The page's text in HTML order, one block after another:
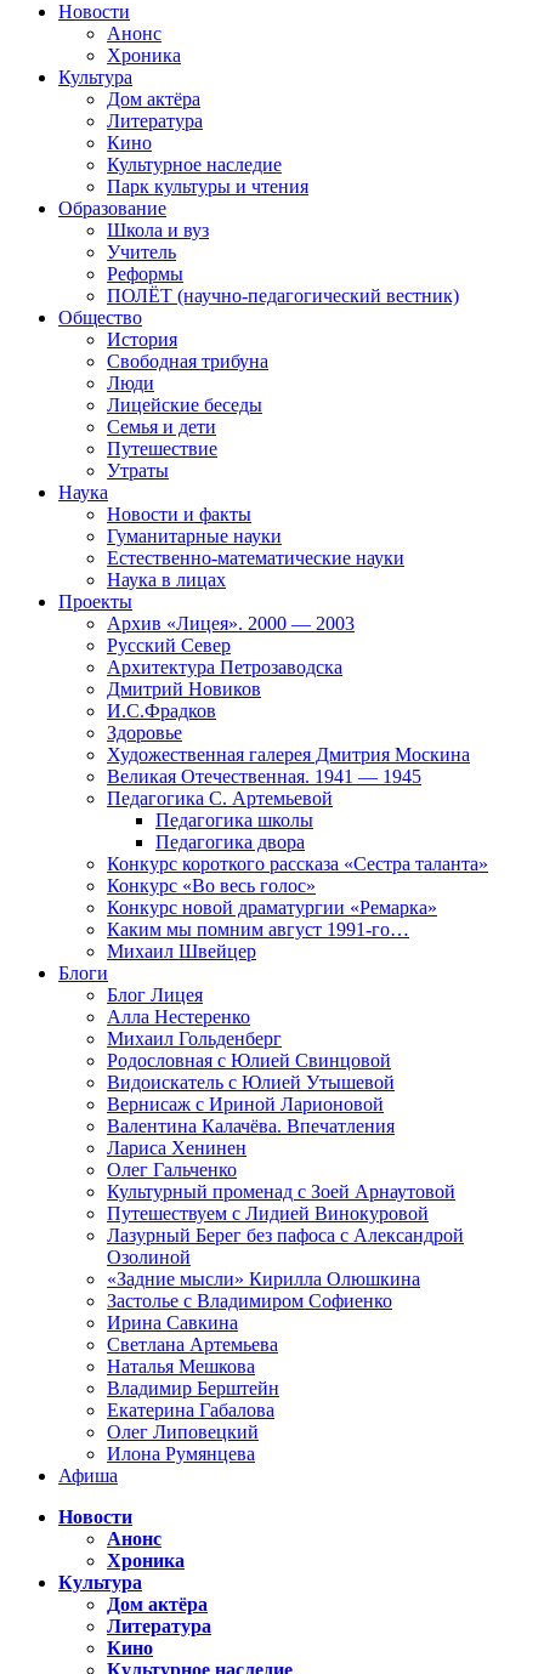
Новости
Анонс
Хроника
Культура
Дом актёра
Литература
Кино
Культурное наследие
Парк культуры и чтения
Образование
Школа и вуз
Учитель
Реформы
ПОЛЁТ (научно-педагогический вестник)
Общество
История
Свободная трибуна
Люди
Лицейские беседы
Семья и дети
Путешествие
Утраты
Наука
Новости и факты
Гуманитарные науки
Естественно-математические науки
Наука в лицах
Проекты
Архив «Лицея». 2000 — 2003
Русский Север
Архитектура Петрозаводска
Дмитрий Новиков
И.С.Фрадков
Здоровье
Художественная галерея Дмитрия Москина
Великая Отечественная. 1941 — 1945
Педагогика С. Артемьевой
Педагогика школы
Педагогика двора
Конкурс короткого рассказа «Сестра таланта»
Конкурс «Во весь голос»
Конкурс новой драматургии «Ремарка»
Каким мы помним август 1991-го…
Михаил Швейцер
Блоги
Блог Лицея
Алла Нестеренко
Михаил Гольденберг
Родословная с Юлией Свинцовой
Видоискатель с Юлией Утышевой
Вернисаж с Ириной Ларионовой
Валентина Калачёва. Впечатления
Лариса Хенинен
Олег Гальченко
Культурный променад с Зоей Арнаутовой
Путешествуем с Лидией Винокуровой
Лазурный Берег без пафоса с Александрой
Озолиной
«Задние мысли» Кирилла Олюшкина
Застолье с Владимиром Софиенко
Ирина Савкина
Светлана Артемьева
Наталья Мешкова
Владимир Берштейн
Екатерина Габалова
Олег Липовецкий
Илона Румянцева
Афиша
Новости
Анонс
Хроника
Культура
Дом актёра
Литература
Кино